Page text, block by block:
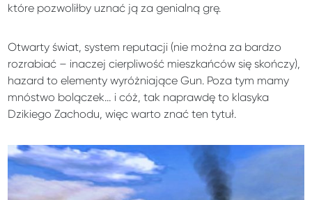
które pozwoliłby uznać ją za genialną grę.
Otwarty świat, system reputacji (nie można za bardzo
rozrabiać – inaczej cierpliwość mieszkańców się skończy),
hazard to elementy wyróżniające Gun. Poza tym mamy
mnóstwo bolączek… i cóż, tak naprawdę to klasyka
Dzikiego Zachodu, więc warto znać ten tytuł.